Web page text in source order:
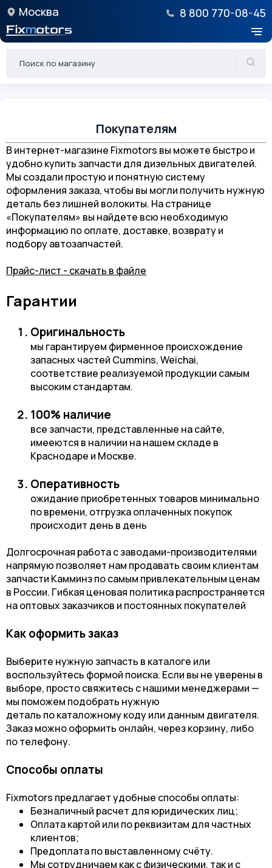
Москва 8 800 770-08-45
Покупателям
В интернет-магазине Fixmotors вы можете быстро и
удобно купить запчасти для дизельных двигателей.
Мы создали простую и понятную систему
оформления заказа, чтобы вы могли получить нужную
деталь без лишней волокиты. На странице
«Покупателям» вы найдете всю необходимую
информацию по оплате, доставке, возврату и
подбору автозапчастей.
Прайс-лист - скачать в файле
Гарантии
Оригинальность
мы гарантируем фирменное происхождение
запасных частей Cummins, Weichai,
соответствие реализуемой продукции самым
высоким стандартам.
100% наличие
все запчасти, представленные на сайте,
имееются в наличии на нашем складе в
Краснодаре и Москве.
Оперативность
ожидание приобретенных товаров минимально
по времени, отгрузка оплаченных покупок
происходит день в день
Долгосрочная работа с заводами-производителями
напрямую позволяет нам продавать своим клиентам
запчасти Камминз по самым привлекательным ценам
в Росcии. Гибкая ценовая политика распространяется
на оптовых заказчиков и постоянных покупателей
Как оформить заказ
Выберите нужную запчасть в каталоге или
воспользуйтесь формой поиска. Если вы не уверены в
выборе, просто свяжитесь с нашими менеджерами —
мы поможем подобрать нужную
деталь по каталожному коду или данным двигателя.
Заказ можно оформить онлайн, через корзину, либо
по телефону.
Способы оплаты
Fixmotors предлагает удобные способы оплаты:
Безналичный расчет для юридических лиц;
Оплата картой или по реквизитам для частных
клиентов;
Предоплата по выставленному счёту.
Мы сотрудничаем как с физическими, так и с